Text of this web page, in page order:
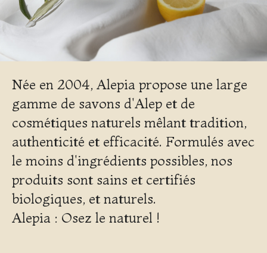
Née en 2004, Alepia propose une large
gamme de savons d'Alep et de
cosmétiques naturels mêlant tradition,
authenticité et efficacité. Formulés avec
le moins d'ingrédients possibles, nos
produits sont sains et certifiés
biologiques, et naturels.
Alepia : Osez le naturel !